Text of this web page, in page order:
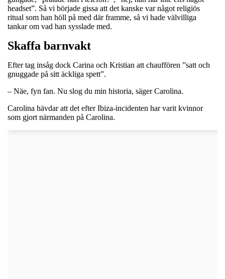
headset”. Så vi började gissa att det kanske var något religiös
ritual som han höll på med där framme, så vi hade välvilliga
tankar om vad han sysslade med.
Skaffa barnvakt
Efter tag insåg dock Carina och Kristian att chauffören ”satt och
gnuggade på sitt äckliga spett”.
– Näe, fyn fan. Nu slog du min historia, säger Carolina.
Carolina hävdar att det efter Ibiza-incidenten har varit kvinnor
som gjort närmanden på Carolina.